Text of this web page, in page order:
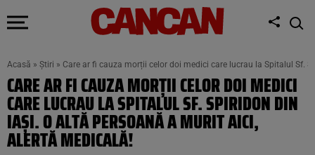
Acasă » Știri » Care ar fi cauza morții celor doi medici care lucrau la Spitalul Sf.
CARE AR FI CAUZA MORȚII CELOR DOI MEDICI
CARE LUCRAU LA SPITALUL SF. SPIRIDON DIN
IAȘI. O ALTĂ PERSOANĂ A MURIT AICI,
ALERTĂ MEDICALĂ!